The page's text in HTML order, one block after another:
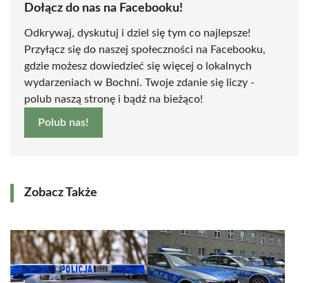
Dołącz do nas na Facebooku!
Odkrywaj, dyskutuj i dziel się tym co najlepsze!
Przyłącz się do naszej społeczności na Facebooku,
gdzie możesz dowiedzieć się więcej o lokalnych
wydarzeniach w Bochni. Twoje zdanie się liczy -
polub naszą stronę i bądź na bieżąco!
Polub nas!
Zobacz Także